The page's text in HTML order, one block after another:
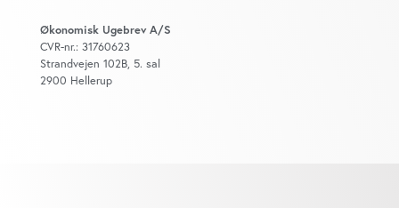
Økonomisk Ugebrev A/S
CVR-nr.: 31760623
Strandvejen 102B, 5. sal
2900 Hellerup